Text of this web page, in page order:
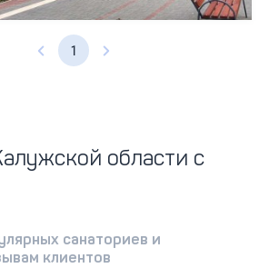
Предыдущая страница
1 Следующая страница
области с
санаториев и
клиентов